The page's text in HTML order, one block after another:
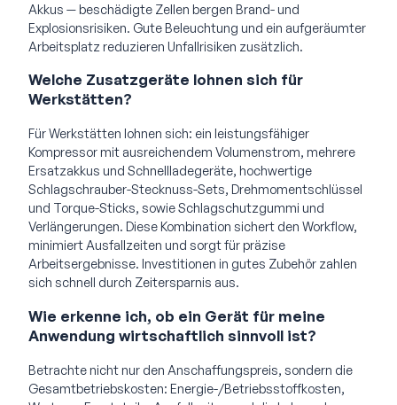
Akkus — beschädigte Zellen bergen Brand- und
Explosionsrisiken. Gute Beleuchtung und ein aufgeräumter
Arbeitsplatz reduzieren Unfallrisiken zusätzlich.
Welche Zusatzgeräte lohnen sich für
Werkstätten?
Für Werkstätten lohnen sich: ein leistungsfähiger
Kompressor mit ausreichendem Volumenstrom, mehrere
Ersatzakkus und Schnellladegeräte, hochwertige
Schlagschrauber-Stecknuss-Sets, Drehmomentschlüssel
und Torque-Sticks, sowie Schlagschutzgummi und
Verlängerungen. Diese Kombination sichert den Workflow,
minimiert Ausfallzeiten und sorgt für präzise
Arbeitsergebnisse. Investitionen in gutes Zubehör zahlen
sich schnell durch Zeitersparnis aus.
Wie erkenne ich, ob ein Gerät für meine
Anwendung wirtschaftlich sinnvoll ist?
Betrachte nicht nur den Anschaffungspreis, sondern die
Gesamtbetriebskosten: Energie-/Betriebsstoffkosten,